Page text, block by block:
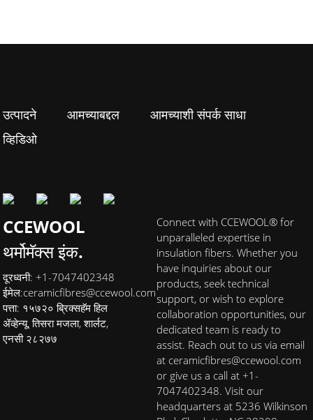
उत्पादने आमच्याबद्दल
आमच्याशी संपर्क साधा
व्हिडिओ
CCEWOOL
थर्मोमॅक्स इंक.
दूरध्वनी: +1-7047402348
ईमेल:ceramicfibres@ccewool.com
पत्ता: १५७२० ब्रिक्सहॅम हिल
ॲव्हेन्यू, तिसरा मजला, शार्लट,
एनसी २८२७७
Connect with CCEWOOL® for
unparalleled expertise in
insulation fibers. Whether you
have inquiries about our
products, seek technical
support, or wish to explore
collaboration opportunities, our
dedicated team is ready to
assist. Reach out to us via email
at ceramicfibres@ccewool.com
or give us a call at +1-
7047402348. Visit our
headquarters at 5236 Wilkinson